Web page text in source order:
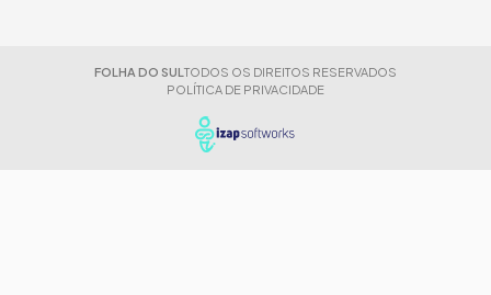
FOLHA DO SUL TODOS OS DIREITOS RESERVADOS
POLÍTICA DE PRIVACIDADE